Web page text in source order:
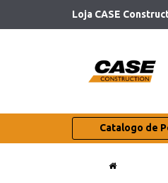
Loja CASE
Catalogo de